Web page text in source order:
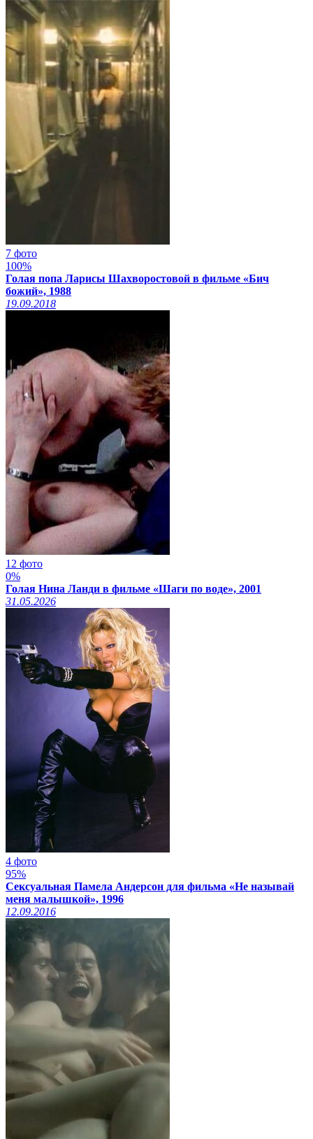
7 фото
100%
Голая попа Ларисы Шахворостовой в фильме «Бич
божий», 1988
19.09.2018
12 фото
0%
Голая Нина Ланди в фильме «Шаги по воде», 2001
31.05.2026
4 фото
95%
Сексуальная Памела Андерсон для фильма «Не называй
меня малышкой», 1996
12.09.2016